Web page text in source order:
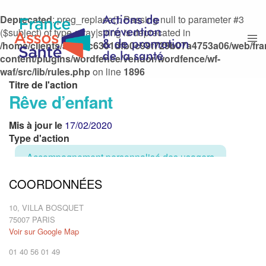
Deprecated: preg_replace(): Passing null to parameter #3
($subject) of type array|string is deprecated in
/home/clients/afd0bc6301dfb0c99f729b07a4753a06/web/
content/plugins/wordfence/vendor/wordfence/wf-
waf/src/lib/rules.phpon line 1896
Titre de l'action
Rêve d’enfant
Mis à jour le 17/02/2020
Type d'action
Accompagnement personnalisé des usagers
Activités culturelles et artistiques
Activités physiques et sportives et défi sportif
Loisirs et vacances
COORDONNÉES
10, VILLA BOSQUET
75007 PARIS
Voir sur Google Map
01 40 56 01 49